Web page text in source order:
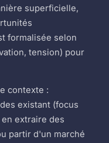
superficielle,
formalisée selon
tension) pour
contexte :
existant (focus
extraire des
partir d'un marché